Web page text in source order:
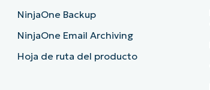
NinjaOne Backup
NinjaOne Email Archiving
Hoja de ruta del producto